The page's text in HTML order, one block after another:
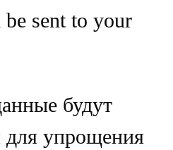
sent to your
будут
для упрощения